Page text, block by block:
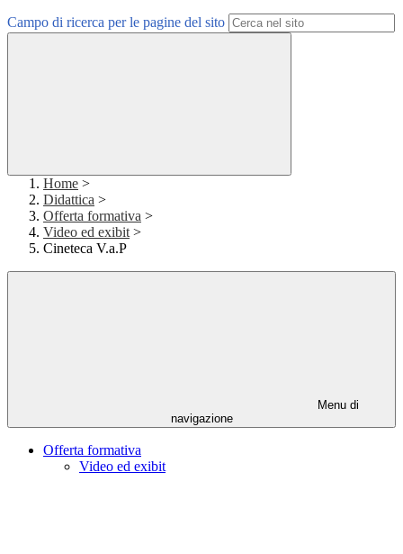
Campo di ricerca per le pagine del sito
Home >
Didattica >
Offerta formativa >
Video ed exibit >
Cineteca V.a.P
Menu di
navigazione
Offerta formativa
Video ed exibit